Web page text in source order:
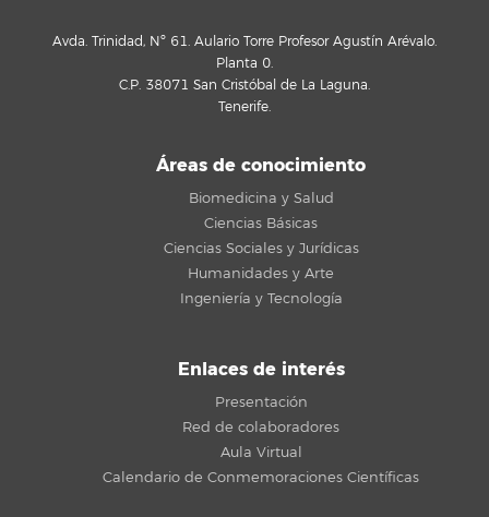
Avda. Trinidad, Nº 61. Aulario Torre Profesor Agustín Arévalo.
Planta 0.
C.P. 38071 San Cristóbal de La Laguna.
Tenerife.
Áreas de conocimiento
Biomedicina y Salud
Ciencias Básicas
Ciencias Sociales y Jurídicas
Humanidades y Arte
Ingeniería y Tecnología
Enlaces de interés
Presentación
Red de colaboradores
Aula Virtual
Calendario de Conmemoraciones Científicas